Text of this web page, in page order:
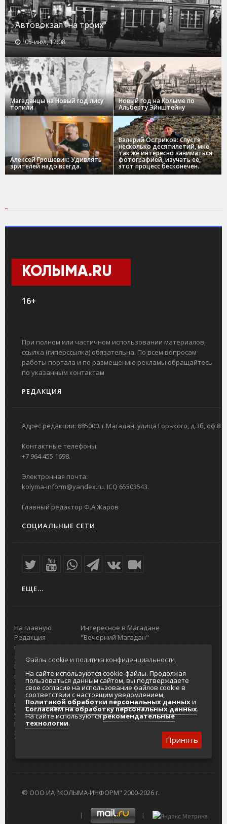
Автовокзал "на троих"
05-июл, 12:08
Магаданцы на Новый год лису
топили
Новый год на Колыме по
Альберту Эйнштейну
Алексей Грошевик: Удивлять
зрителей надо всегда.
Валерий Остриков: Спустя
несколько десятилетий, мне
так же интересно заниматься
фотографией, изучать ее,
этот процесс бесконечен.
КОЛЫМА.RU
16+
При полном или частичном использовании материалов,
ссылка (гиперссылка) обязательна. По всем вопросам
работы портала и по размещению рекламы обращайтесь
по указанным контактам
РЕДАКЦИЯ
Адрес редакции: 685000. г.Магадан. улица Горького, д.3б, оф.8
Контактные телефоны:
+7 964 455 1698.
Электронная почта:
kolyma-inform@yandex.ru. ICQ 65503543.
Главный редактор Ф.А.Жаров
СОЦИАЛЬНЫЕ СЕТИ
ЕЩЕ...
На главную
Редакция
портала
О проекте
Реклама на
портале
Отзывы и
предложения
Интернет-
услуги
Разработка
сайтов
Интересное в Магадане
"Вечерний Магадан"
Городская доска объявлений
Реклама
Главный туристический портал
Колымы
Политика в отношении обработки
персональных данных
Согласие на обработку персональных
данных
© ООО ИА "КОЛЫМА-ИНФОРМ" 2000-2026 г.
Файлы cookie и политика конфиденциальности.
На сайте используются cookie-файлы. Продолжая
пользоваться данным сайтом, вы подтверждаете
свое согласие на использование файлов cookie в
соответствии с настоящим уведомлением,
Политикой обработки персональных данныхи
Согласием на обработку персональных данных.
На сайте используютсярекомендательные
технологии.
Принять